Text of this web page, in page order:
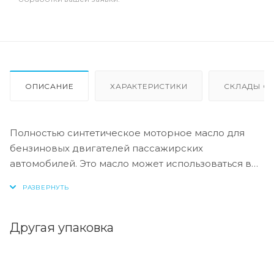
ОПИСАНИЕ ХАРАКТЕРИСТИКИ СКЛАДЫ
Полностью синтетическое моторное масло для
бензиновых двигателей пассажирских
автомобилей. Это масло может использоваться в
Другая упаковка